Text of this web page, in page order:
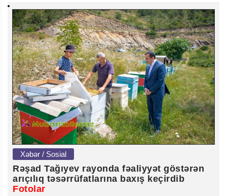
Xəbər / Sosial
Rəşad Tağıyev rayonda fəaliyyət göstərən
arıçılıq təsərrüfatlarına baxış keçirdib
Fotolar